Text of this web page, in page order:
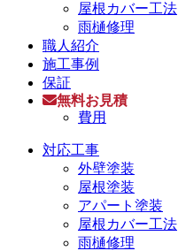
屋根カバー工法
雨樋修理
職人紹介
施工事例
保証
無料お見積
費用
対応工事
外壁塗装
屋根塗装
アパート塗装
屋根カバー工法
雨樋修理